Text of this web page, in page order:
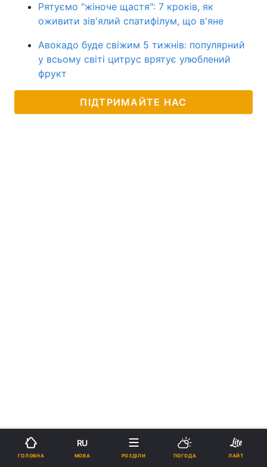
Рятуємо "жіноче щастя": 7 кроків, як
оживити зів'ялий спатифілум, що в'яне
Авокадо буде свіжим 5 тижнів: популярний
у всьому світі цитрус врятує улюблений
фрукт
ПІДТРИМАЙТЕ НАС
ГОЛОВНА
RU
МОВА РОЗДІЛИ ПОГОДА ЛАЙТ